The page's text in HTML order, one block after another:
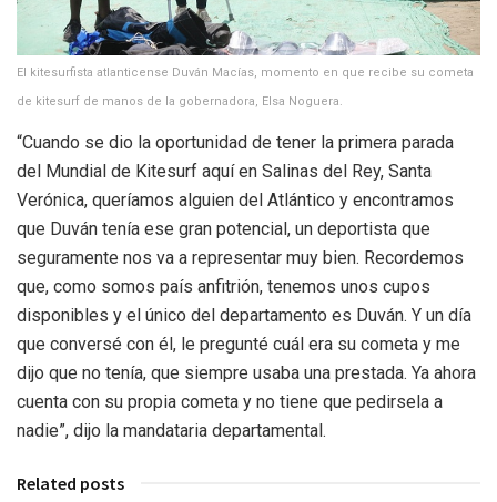
El kitesurfista atlanticense Duván Macías, momento en que recibe su cometa
de kitesurf de manos de la gobernadora, Elsa Noguera.
“Cuando se dio la oportunidad de tener la primera parada
del Mundial de Kitesurf aquí en Salinas del Rey, Santa
Verónica, queríamos alguien del Atlántico y encontramos
que Duván tenía ese gran potencial, un deportista que
seguramente nos va a representar muy bien. Recordemos
que, como somos país anfitrión, tenemos unos cupos
disponibles y el único del departamento es Duván. Y un día
que conversé con él, le pregunté cuál era su cometa y me
dijo que no tenía, que siempre usaba una prestada. Ya ahora
cuenta con su propia cometa y no tiene que pedirsela a
nadie”, dijo la mandataria departamental.
Related posts